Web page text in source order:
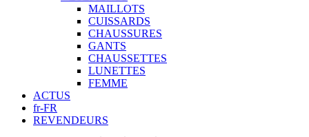
MAILLOTS
CUISSARDS
CHAUSSURES
GANTS
CHAUSSETTES
LUNETTES
FEMME
ACTUS
fr-FR
REVENDEURS